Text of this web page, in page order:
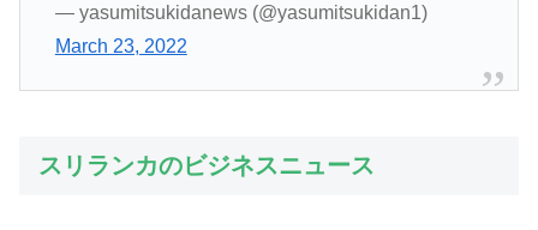
— yasumitsukidanews (@yasumitsukidan1)
March 23, 2022
スリランカのビジネスニュース